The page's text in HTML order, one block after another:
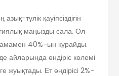
түлік қауіпсіздігін
маңызды сала. Ол
40%-ын құрайды.
айларында өндіріс көлемі
жуықтады. Ет өндірісі 2%-